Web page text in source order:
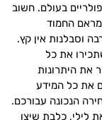
בעולם. חשוב
החמוד
וסבלנות אין קץ.
את כל
את היתרונות
את כל המידע
הנכונה עבורכם.
כלבת שיצו